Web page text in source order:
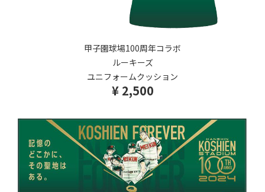
甲子園球場100周年コラボ
ルーキーズ
ユニフォームクッション
¥ 2,500